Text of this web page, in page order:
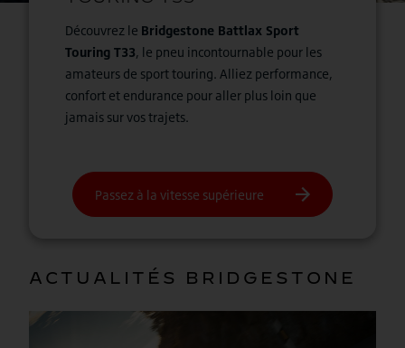
Découvrez le Bridgestone Battlax Sport
Touring T33, le pneu incontournable pour les
amateurs de sport touring. Alliez performance,
confort et endurance pour aller plus loin que
jamais sur vos trajets.
ACTUALITÉS BRIDGESTONE